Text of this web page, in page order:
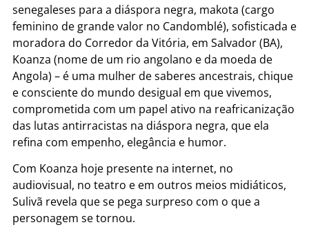
senegaleses para a diáspora negra, makota (cargo
feminino de grande valor no Candomblé), sofisticada e
moradora do Corredor da Vitória, em Salvador (BA),
Koanza (nome de um rio angolano e da moeda de
Angola) – é uma mulher de saberes ancestrais, chique
e consciente do mundo desigual em que vivemos,
comprometida com um papel ativo na reafricanização
das lutas antirracistas na diáspora negra, que ela
refina com empenho, elegância e humor.
Com Koanza hoje presente na internet, no
audiovisual, no teatro e em outros meios midiáticos,
Sulivã revela que se pega surpreso com o que a
personagem se tornou.